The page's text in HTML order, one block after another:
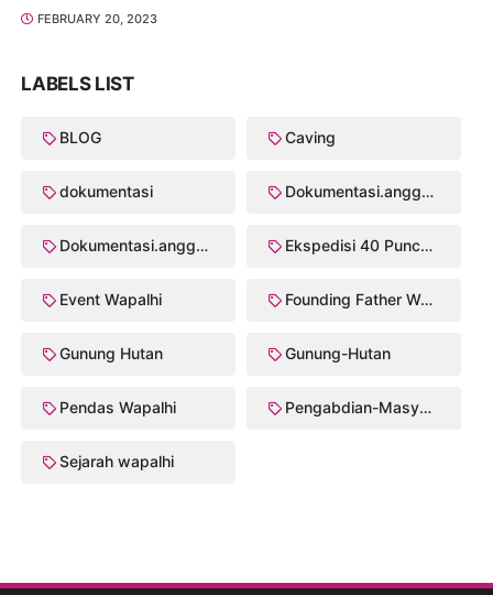
FEBRUARY 20, 2023
LABELS LIST
BLOG Caving
dokumentasi Dokumentasi.anggota
Dokumentasi.anggota Crk/2003 Ekspedisi 40 Puncak Wapalhi
Event Wapalhi Founding Father Walhi/Wapalhi
Gunung Hutan Gunung-Hutan
Pendas Wapalhi Pengabdian-Masyarakat
Sejarah wapalhi